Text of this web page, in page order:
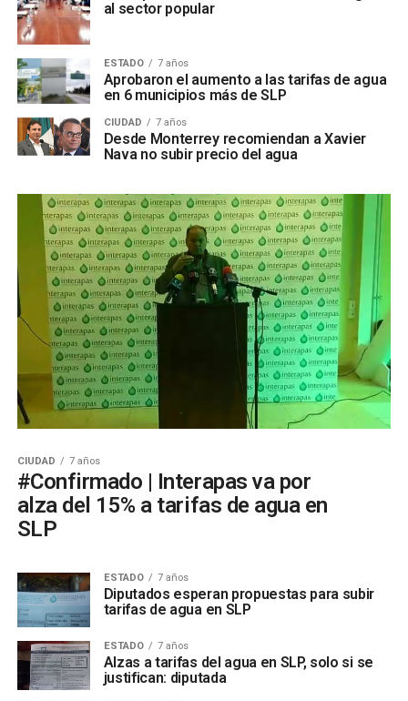
al sector popular
ESTADO 7 años
Aprobaron el aumento a las tarifas de agua
en 6 municipios más de SLP
CIUDAD 7 años
Desde Monterrey recomiendan a Xavier
Nava no subir precio del agua
CIUDAD 7 años
#Confirmado | Interapas va por
alza del 15% a tarifas de agua en
SLP
ESTADO 7 años
Diputados esperan propuestas para subir
tarifas de agua en SLP
ESTADO 7 años
Alzas a tarifas del agua en SLP, solo si se
justifican: diputada